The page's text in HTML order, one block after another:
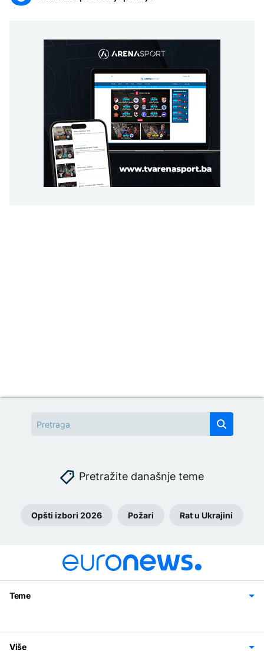
Pretražite današnje teme
Opšti izbori 2026 Požari Rat u Ukrajini
Teme
Svijet
Sport
Magazin
Više